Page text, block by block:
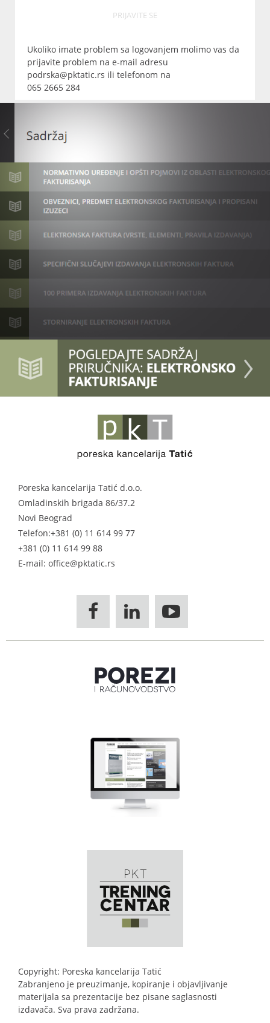
PRIJAVITE SE
Ukoliko imate problem sa logovanjem molimo vas da
prijavite problem na e-mail adresu
podrska@pktatic.rs ili telefonom na
065 2665 284
Poreska kancelarija Tatić d.o.o.
Omladinskih brigada 86/37.2
Novi Beograd
Telefon:+381 (0) 11 614 99 77
+381 (0) 11 614 99 88
E-mail: office@pktatic.rs
  
Copyright: Poreska kancelarija Tatić
Zabranjeno je preuzimanje, kopiranje i objavljivanje
materijala sa prezentacije bez pisane saglasnosti
izdavača. Sva prava zadržana.